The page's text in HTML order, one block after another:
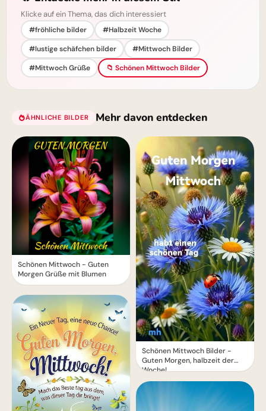
Klicke auf ein Thema, das dich interessiert
#fröhliche bilder
#Halbzeit Woche
#lustige schäfchen bilder
#Mittwoch Bilder
#Mittwoch Grüße
📁 Schönen Mittwoch Bilder
ÄHNLICHE BILDER Mehr davon entdecken
Schönen Mittwoch - Guten
Morgen Grüße mit Blumen
Schönen Mittwoch Bilder -
Guten Morgen, halbzeit der
Woche!